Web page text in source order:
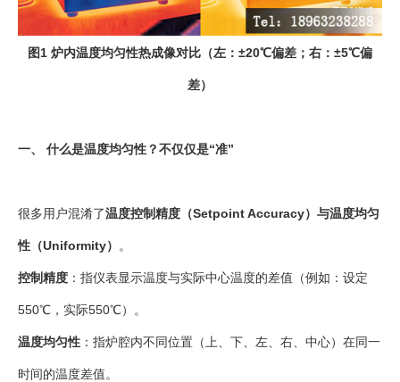
图1 炉内温度均匀性热成像对比（左：±20℃偏差；右：±5℃偏
差）
一、 什么是温度均匀性？不仅仅是“准”
很多用户混淆了温度控制精度（Setpoint Accuracy）与温度均匀
性（Uniformity） 。
控制精度 ：指仪表显示温度与实际中心温度的差值（例如：设定
550℃，实际550℃）。
温度均匀性 ：指炉腔内不同位置（上、下、左、右、中心）在同一
时间的温度差值。